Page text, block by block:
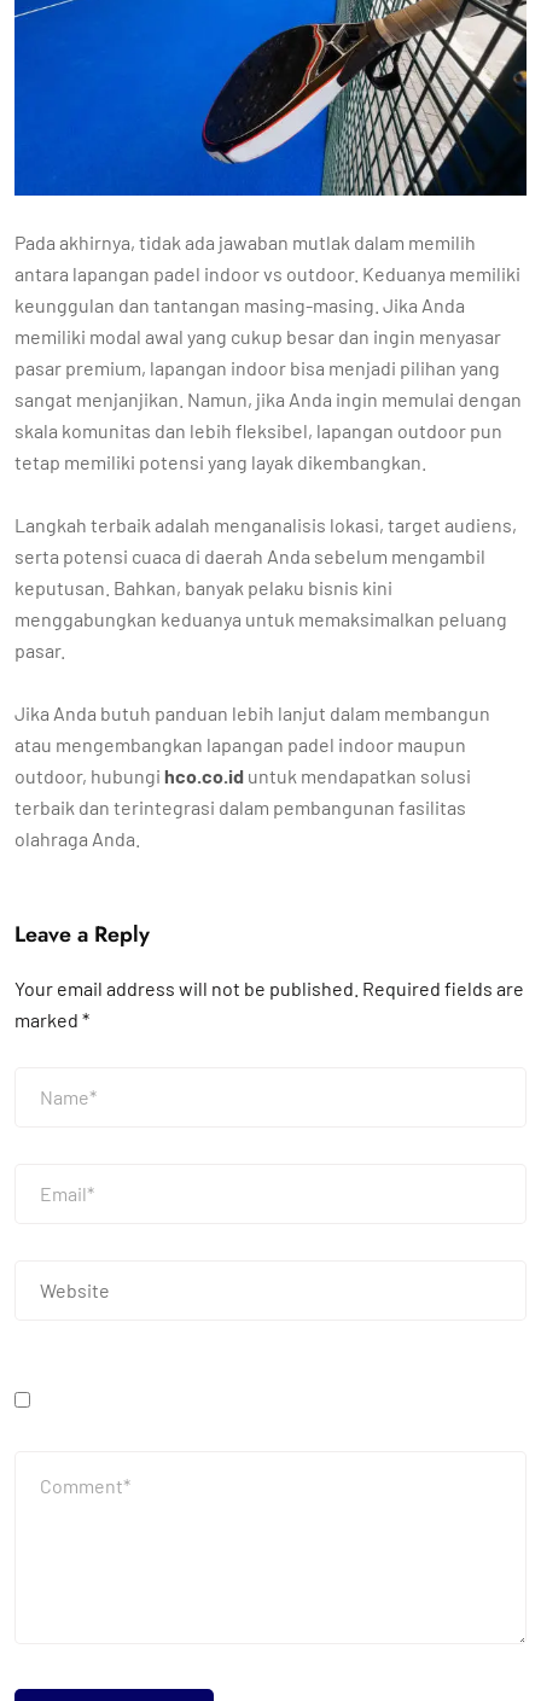
Pada akhirnya, tidak ada jawaban mutlak dalam memilih
antara lapangan padel indoor vs outdoor. Keduanya memiliki
keunggulan dan tantangan masing-masing. Jika Anda
memiliki modal awal yang cukup besar dan ingin menyasar
pasar premium, lapangan indoor bisa menjadi pilihan yang
sangat menjanjikan. Namun, jika Anda ingin memulai dengan
skala komunitas dan lebih fleksibel, lapangan outdoor pun
tetap memiliki potensi yang layak dikembangkan.
Langkah terbaik adalah menganalisis lokasi, target audiens,
serta potensi cuaca di daerah Anda sebelum mengambil
keputusan. Bahkan, banyak pelaku bisnis kini
menggabungkan keduanya untuk memaksimalkan peluang
pasar.
Jika Anda butuh panduan lebih lanjut dalam membangun
atau mengembangkan lapangan padel indoor maupun
outdoor, hubungi hco.co.id untuk mendapatkan solusi
terbaik dan terintegrasi dalam pembangunan fasilitas
olahraga Anda.
Leave a Reply
Your email address will not be published. Required fields are
marked *